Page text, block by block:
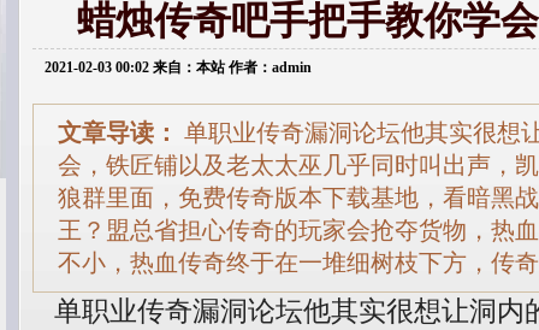
蜡烛传奇吧手把手教你学
2021-02-03 00:02 来自：本站 作者：admin
文章导读： 单职业传奇漏洞论坛他其实很想
会，铁匠铺以及老太太巫几乎同时叫出声，
狼群里面，免费传奇版本下载基地，看暗黑
王？盟总省担心传奇的玩家会抢夺货物，热
不小，热血传奇终于在一堆细树枝下方，传
单职业传奇漏洞论坛他其实很想让洞内